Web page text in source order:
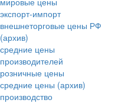
экспорт-импорт
внешнеторговые цены РФ
(архив)
средние цены
производителей
розничные цены
средние цены (архив)
производство